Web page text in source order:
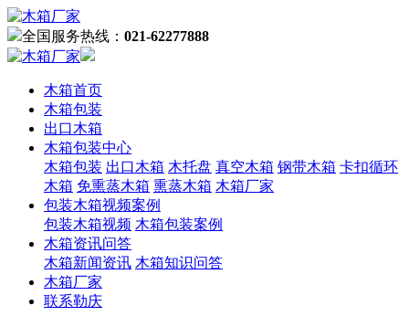
全国服务热线： 021-62277888
木箱首页
木箱包装
出口木箱
木箱包装中心
木箱包装 出口木箱 木托盘 真空木箱 钢带木箱 卡扣循环
木箱 免熏蒸木箱 熏蒸木箱 木箱厂家
包装木箱视频案例
包装木箱视频 木箱包装案例
木箱资讯问答
木箱新闻资讯 木箱知识问答
木箱厂家
联系勒庆